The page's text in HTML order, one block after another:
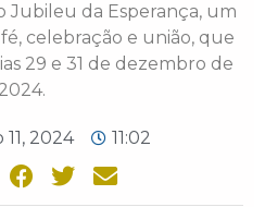
da Esperança, um
celebração e união, que
29 e 31 de dezembro de
2024.
2024 11:02